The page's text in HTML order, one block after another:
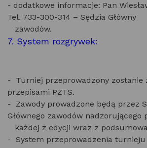
- dodatkowe informacje: Pan
Tel. 733-300-314 – Sędzia Główny
zawodów.
7. System rozgrywek:
- Turniej przeprowadzony zostanie
przepisami PZTS.
- Zawody prowadzone będą przez
Głównego zawodów nadzorującego
każdej z edycji wraz z
- System przeprowadzenia